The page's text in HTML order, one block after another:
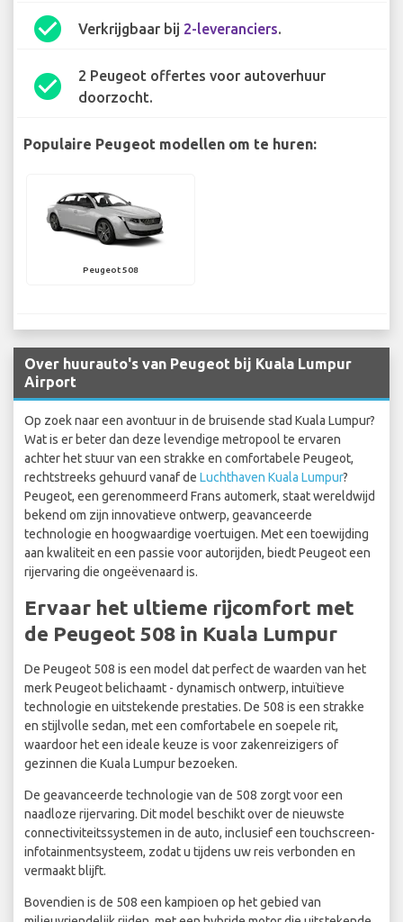
check_circle Verkrijgbaar bij 2-leveranciers.
check_circle
2 Peugeot offertes voor autoverhuur
doorzocht.
Populaire Peugeot modellen om te huren:
Peugeot 508
Over huurauto's van Peugeot bij Kuala Lumpur
Airport
Op zoek naar een avontuur in de bruisende stad Kuala Lumpur?
Wat is er beter dan deze levendige metropool te ervaren
achter het stuur van een strakke en comfortabele Peugeot,
rechtstreeks gehuurd vanaf de Luchthaven Kuala Lumpur?
Peugeot, een gerenommeerd Frans automerk, staat wereldwijd
bekend om zijn innovatieve ontwerp, geavanceerde
technologie en hoogwaardige voertuigen. Met een toewijding
aan kwaliteit en een passie voor autorijden, biedt Peugeot een
rijervaring die ongeëvenaard is.
Ervaar het ultieme rijcomfort met
de Peugeot 508 in Kuala Lumpur
De Peugeot 508 is een model dat perfect de waarden van het
merk Peugeot belichaamt - dynamisch ontwerp, intuïtieve
technologie en uitstekende prestaties. De 508 is een strakke
en stijlvolle sedan, met een comfortabele en soepele rit,
waardoor het een ideale keuze is voor zakenreizigers of
gezinnen die Kuala Lumpur bezoeken.
De geavanceerde technologie van de 508 zorgt voor een
naadloze rijervaring. Dit model beschikt over de nieuwste
connectiviteitssystemen in de auto, inclusief een touchscreen-
infotainmentsysteem, zodat u tijdens uw reis verbonden en
vermaakt blijft.
Bovendien is de 508 een kampioen op het gebied van